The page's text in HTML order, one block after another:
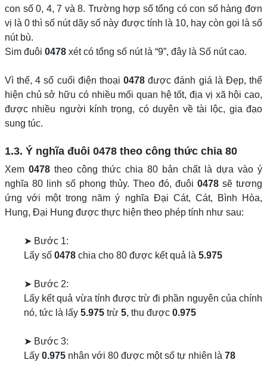
con số 0, 4, 7 và 8. Trường hợp số tổng có con số hàng đơn
vị là 0 thì số nút dãy số này được tính là 10, hay còn gọi là số
nút bù.
Sim đuôi 0478 xét có tổng số nút là “9”, đây là Số nút cao.
Vì thế, 4 số cuối điện thoại0478 được đánh giá là Đẹp, thể
hiện chủ sở hữu có nhiều mối quan hệ tốt, địa vị xã hội cao,
được nhiều người kính trọng, có duyên về tài lộc, gia đạo
sung túc.
1.3. Ý nghĩa đuôi 0478 theo công thức chia 80
Xem 0478 theo công thức chia 80 bản chất là dựa vào ý
nghĩa 80 linh số phong thủy. Theo đó, đuôi 0478 sẽ tương
ứng với một trong năm ý nghĩa Đại Cát, Cát, Bình Hòa,
Hung, Đại Hung được thực hiện theo phép tính như sau:
➤ Bước 1:
Lấy số 0478 chia cho 80 được kết quả là 5.975
➤ Bước 2:
Lấy kết quả vừa tính được trừ đi phần nguyên của chính
nó, tức là lấy 5.975 trừ 5, thu được 0.975
➤ Bước 3:
Lấy 0.975 nhân với 80 được một số tự nhiên là 78